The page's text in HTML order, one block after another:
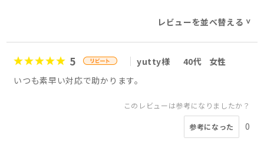
レビューを並べ替える>
5 yutty様 40代
女性
いつも素早い対応で助かります。
このレビューは参考になりましたか？
参考になった 0